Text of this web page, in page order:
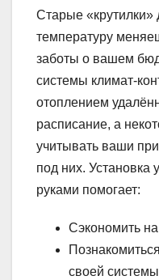
Старые «крутилки»
температуру
заботы о вашем
системы климат-
отоплением
расписание, а
учитывать ваши
под них. Установка
руками помогает:
Сэкономить
своей